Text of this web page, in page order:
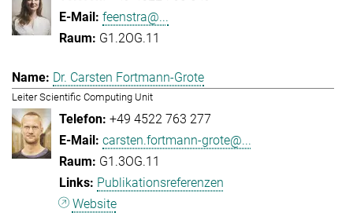
feenstra@...
G1.2OG.11
Dr. Carsten Fortmann-Grote
Leiter Scientific Computing Unit
+49 4522 763 277
carsten.fortmann-grote@...
G1.3OG.11
Publikationsreferenzen
Website